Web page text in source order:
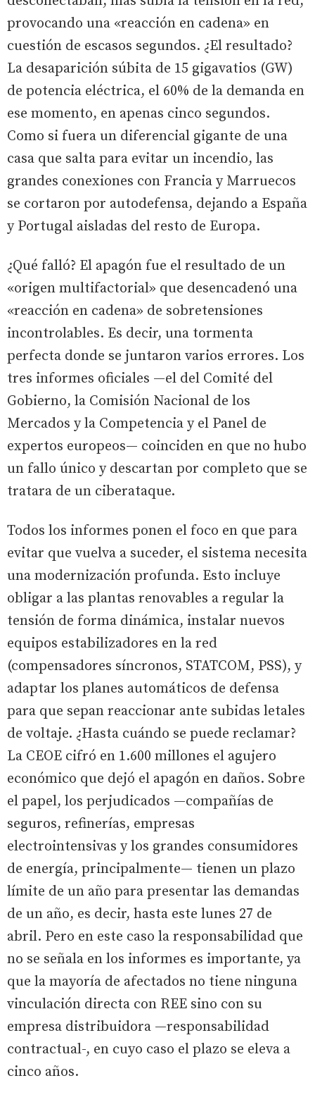
provocando una «reacción en cadena» en
cuestión de escasos segundos. ¿El resultado?
La desaparición súbita de 15 gigavatios (GW)
de potencia eléctrica, el 60% de la demanda en
ese momento, en apenas cinco segundos.
Como si fuera un diferencial gigante de una
casa que salta para evitar un incendio, las
grandes conexiones con Francia y Marruecos
se cortaron por autodefensa, dejando a España
y Portugal aisladas del resto de Europa.
¿Qué falló? El apagón fue el resultado de un
«origen multifactorial» que desencadenó una
«reacción en cadena» de sobretensiones
incontrolables. Es decir, una tormenta
perfecta donde se juntaron varios errores. Los
tres informes oficiales —el del Comité del
Gobierno, la Comisión Nacional de los
Mercados y la Competencia y el Panel de
expertos europeos— coinciden en que no hubo
un fallo único y descartan por completo que se
tratara de un ciberataque.
Todos los informes ponen el foco en que para
evitar que vuelva a suceder, el sistema necesita
una modernización profunda. Esto incluye
obligar a las plantas renovables a regular la
tensión de forma dinámica, instalar nuevos
equipos estabilizadores en la red
(compensadores síncronos, STATCOM, PSS), y
adaptar los planes automáticos de defensa
para que sepan reaccionar ante subidas letales
de voltaje. ¿Hasta cuándo se puede reclamar?
La CEOE cifró en 1.600 millones el agujero
económico que dejó el apagón en daños. Sobre
el papel, los perjudicados —compañías de
seguros, refinerías, empresas
electrointensivas y los grandes consumidores
de energía, principalmente— tienen un plazo
límite de un año para presentar las demandas
de un año, es decir, hasta este lunes 27 de
abril. Pero en este caso la responsabilidad que
no se señala en los informes es importante, ya
que la mayoría de afectados no tiene ninguna
vinculación directa con REE sino con su
empresa distribuidora —responsabilidad
contractual-, en cuyo caso el plazo se eleva a
cinco años.